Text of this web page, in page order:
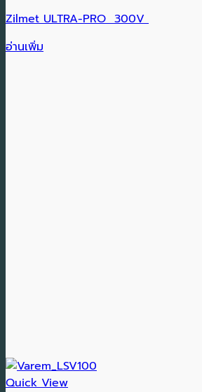
Zilmet ULTRA-PRO 300V
อ่านเพิ่ม
Quick View